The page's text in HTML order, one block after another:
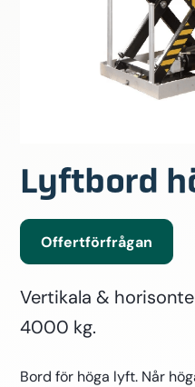
Lyftbord
Offertförfrågan
Vertikala &
4000 kg.
Bord för höga lyft. Når